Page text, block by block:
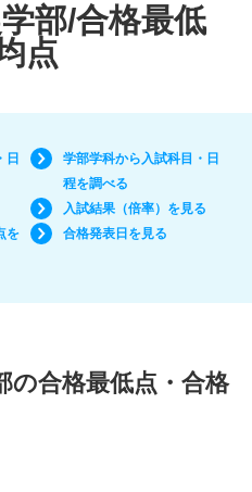
部/合格最低
点
日
学部学科から入試科目・日
程を調べる
入試結果（倍率）を見る
を
合格発表日を見る
の合格最低点・合格